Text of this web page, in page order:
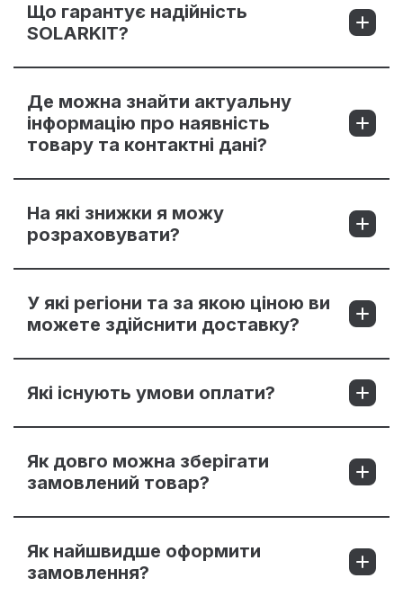
Що гарантує надійність
SOLARKIT?
Де можна знайти актуальну
інформацію про наявність
товару та контактні дані?
На які знижки я можу
розраховувати?
У які регіони та за якою ціною ви
можете здійснити доставку?
Які існують умови оплати?
Як довго можна зберігати
замовлений товар?
Як найшвидше оформити
замовлення?